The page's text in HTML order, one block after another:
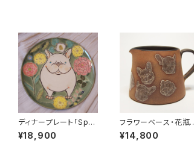
ディナープレート「Spri
ng in My Step !」 フ
レンチブルドッグ
¥18,900
フラワーベース・花瓶・
ピッチャー・ポット 象
嵌 フレンチブルドッ
¥14,800